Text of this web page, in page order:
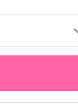
Gelince haber ver